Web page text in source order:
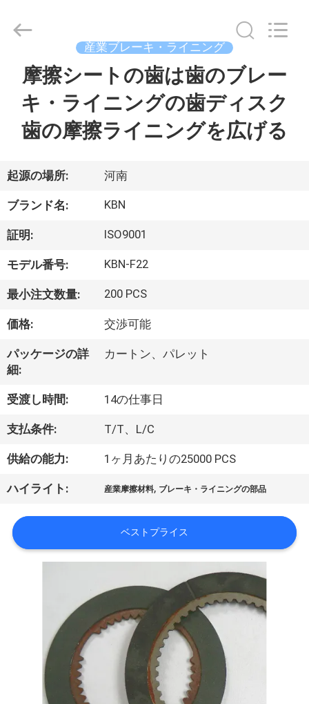
ダ
ク
ト
私
に
つ
い
て
工
場
旅
行
2018
Zhengzhou
Industry
Reserved.
産業ブレーキ・ライニング
摩擦シートの歯は歯のブレー
キ・ライニングの歯ディスク
歯の摩擦ライニングを広げる
起源の場所: 河南
ブランド名: KBN
証明: ISO9001
モデル番号: KBN-F22
最小注文数量: 200 PCS
価格: 交渉可能
パッケージの詳
細:
カートン、パレット
受渡し時間: 14の仕事日
支払条件: T/T、L/C
供給の能力: 1ヶ月あたりの25000 PCS
ハイライト: 産業摩擦材料, ブレーキ・ライニングの部品
ベストプライス